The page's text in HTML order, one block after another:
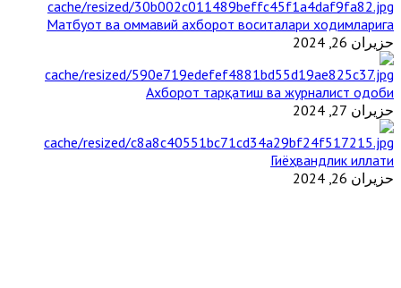
Матбуот ва оммавий ахборот воситалари ходимларига
حزيران 26, 2024
Ахборот тарқатиш ва журналист одоби
حزيران 27, 2024
Гиёҳвандлик иллати
حزيران 26, 2024